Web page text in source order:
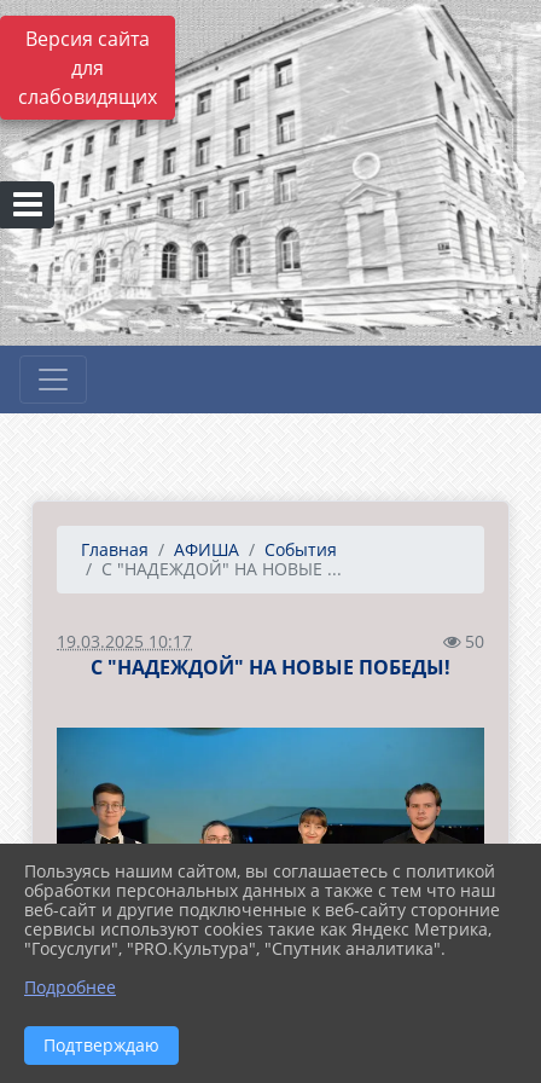
Версия сайта
для
слабовидящих
Главная АФИША
События
С "НАДЕЖДОЙ" НА НОВЫЕ ...
19.03.2025 10:17 50
С "НАДЕЖДОЙ" НА НОВЫЕ ПОБЕДЫ!
Пользуясь нашим сайтом, вы соглашаетесь с политикой
обработки персональных данных а также с тем что наш
веб-сайт и другие подключенные к веб-сайту сторонние
сервисы используют cookies такие как Яндекс Метрика,
"Госуслуги", "PRO.Культура", "Спутник аналитика".
Подробнее
Подтверждаю